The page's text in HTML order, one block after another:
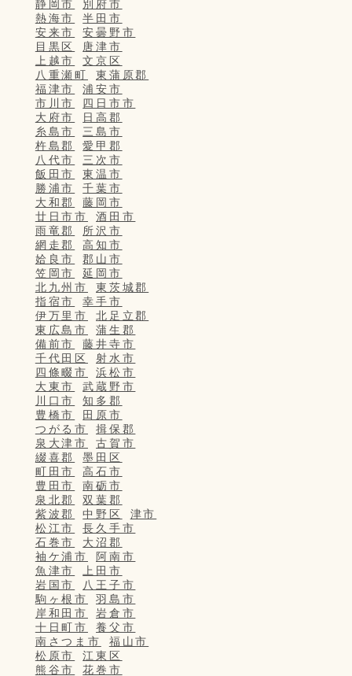
静岡市
別府市
熱海市
半田市
安来市
安曇野市
目黒区
唐津市
上越市
文京区
八重瀬町
東蒲原郡
福津市
浦安市
市川市
四日市市
大府市
日高郡
糸島市
三島市
杵島郡
愛甲郡
八代市
三次市
飯田市
東温市
勝浦市
千葉市
大和郡
藤岡市
廿日市市
酒田市
雨竜郡
所沢市
網走郡
高知市
姶良市
郡山市
笠岡市
延岡市
北九州市
東茨城郡
指宿市
幸手市
伊万里市
北足立郡
東広島市
蒲生郡
備前市
藤井寺市
千代田区
射水市
四條畷市
浜松市
大東市
武蔵野市
川口市
知多郡
豊橋市
田原市
つがる市
揖保郡
泉大津市
古賀市
綴喜郡
墨田区
町田市
高石市
豊田市
南砺市
泉北郡
双葉郡
紫波郡
中野区
津市
松江市
長久手市
石巻市
大沼郡
袖ケ浦市
阿南市
魚津市
上田市
岩国市
八王子市
駒ヶ根市
羽島市
岸和田市
岩倉市
十日町市
養父市
南さつま市
福山市
松原市
江東区
熊谷市
花巻市